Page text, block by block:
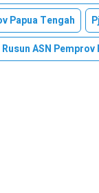
Papua Tengah
ASN Pemprov